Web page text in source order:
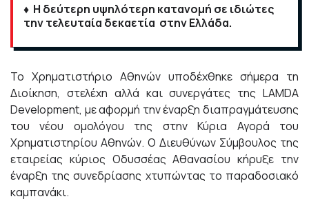
♦ Η δεύτερη υψηλότερη κατανομή σε ιδιώτες
την τελευταία δεκαετία στην Ελλάδα.
To Xρηματιστήριο Αθηνών υποδέχθηκε σήμερα τη
Διοίκηση, στελέχη αλλά και συνεργάτες της LAMDA
Development, με αφορμή την έναρξη διαπραγμάτευσης
του νέου ομολόγου της στην Κύρια Αγορά του
Χρηματιστηρίου Αθηνών. Ο Διευθύνων Σύμβουλος της
εταιρείας κύριος Οδυσσέας Αθανασίου κήρυξε την
έναρξη της συνεδρίασης χτυπώντας το παραδοσιακό
καμπανάκι.